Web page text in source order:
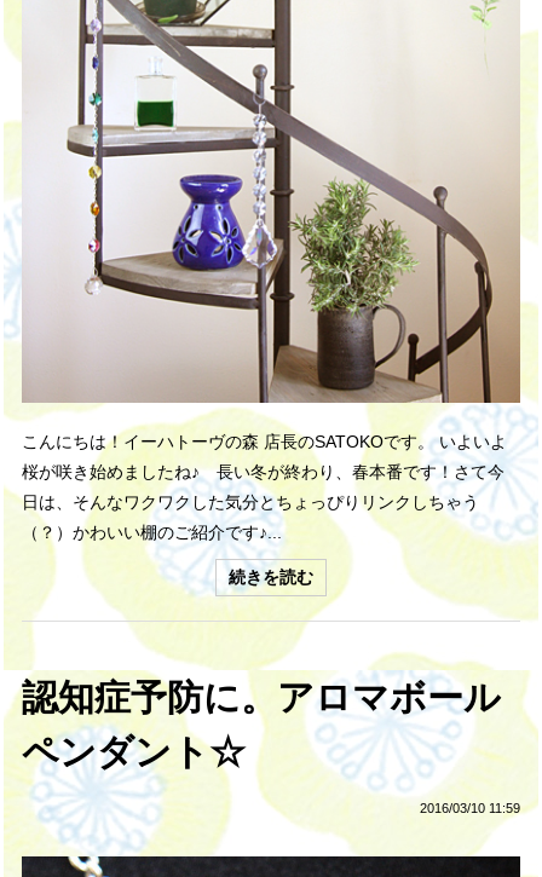
こんにちは！イーハトーヴの森 店長のSATOKOです。 いよいよ
桜が咲き始めましたね♪ 長い冬が終わり、春本番です！さて今
日は、そんなワクワクした気分とちょっぴりリンクしちゃう
（？）かわいい棚のご紹介です♪...
続きを読む
認知症予防に。アロマボール
ペンダント☆
2016/03/10 11:59